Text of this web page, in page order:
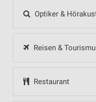
Optiker &
Reisen &
Restaurant